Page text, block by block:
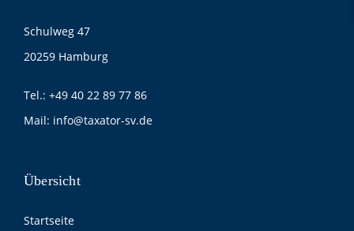
Schulweg 47
20259 Hamburg
Tel.: +49 40 22 89 77 86
Mail: info@taxator-sv.de
Übersicht
Startseite